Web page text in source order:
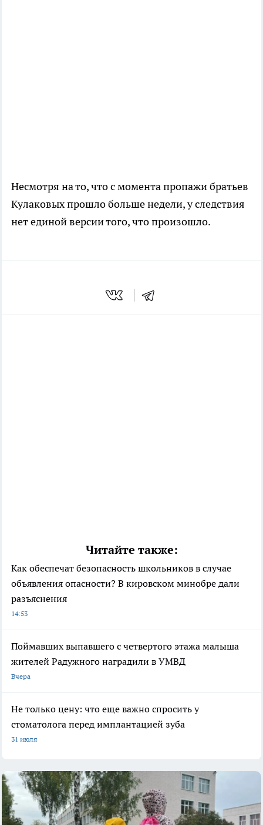
Несмотря на то, что с момента пропажи братьев
Кулаковых прошло больше недели, у следствия
нет единой версии того, что произошло.
Читайте также:
Как обеспечат безопасность школьников в случае
объявления опасности? В кировском минобре дали
разъяснения
14:53
Поймавших выпавшего с четвертого этажа малыша
жителей Радужного наградили в УМВД
Вчера
Не только цену: что еще важно спросить у
стоматолога перед имплантацией зуба
31 июля